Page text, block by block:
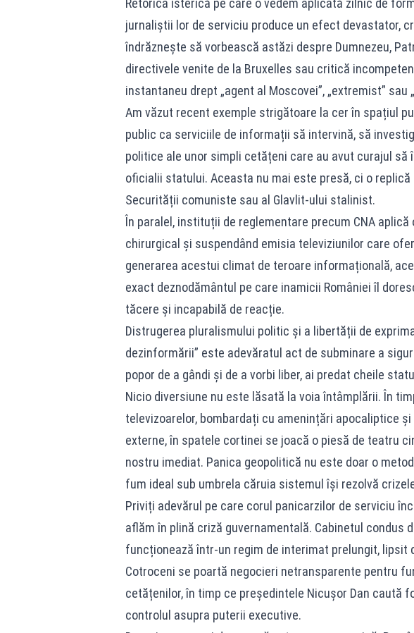
Retorica isterică pe care o vedem aplicată zilnic de
jurnaliștii lor de serviciu produce un efect devastator,
îndrăznește să vorbească astăzi despre Dumnezeu,
directivele venite de la Bruxelles sau critică
instantaneu drept „agent al Moscovei”, „extremist” sau
Am văzut recent exemple strigătoare la cer în spațiul
public ca serviciile de informații să intervină, să
politice ale unor simpli cetățeni care au avut curajul să
oficialii statului. Aceasta nu mai este presă, ci o replică
Securității comuniste sau al Glavlit-ului stalinist.
În paralel, instituții de reglementare precum CNA
chirurgical și suspendând emisia televiziunilor care
generarea acestui climat de teroare informațională,
exact deznodământul pe care inamicii României îl
tăcere și incapabilă de reacție.
Distrugerea pluralismului politic și a libertății de
dezinformării” este adevăratul act de subminare a
popor de a gândi și de a vorbi liber, ai predat cheile
Nicio diversiune nu este lăsată la voia întâmplării. În
televizoarelor, bombardați cu amenințări apocaliptice
externe, în spatele cortinei se joacă o piesă de teatru
nostru imediat. Panica geopolitică nu este doar o
fum ideal sub umbrela căruia sistemul își rezolvă
Priviți adevărul pe care corul panicarzilor de serviciu
aflăm în plină criză guvernamentală. Cabinetul condus
funcționează într-un regim de interimat prelungit, lipsit
Cotroceni se poartă negocieri netransparente pentru
cetățenilor, în timp ce președintele Nicușor Dan caută
controlul asupra puterii executive.